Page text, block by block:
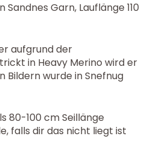
Garn, Lauflänge 110
aufgrund der
in Heavy Merino wird er
Bildern wurde in Snefnug
80-100 cm Seillänge
falls dir das nicht liegt ist